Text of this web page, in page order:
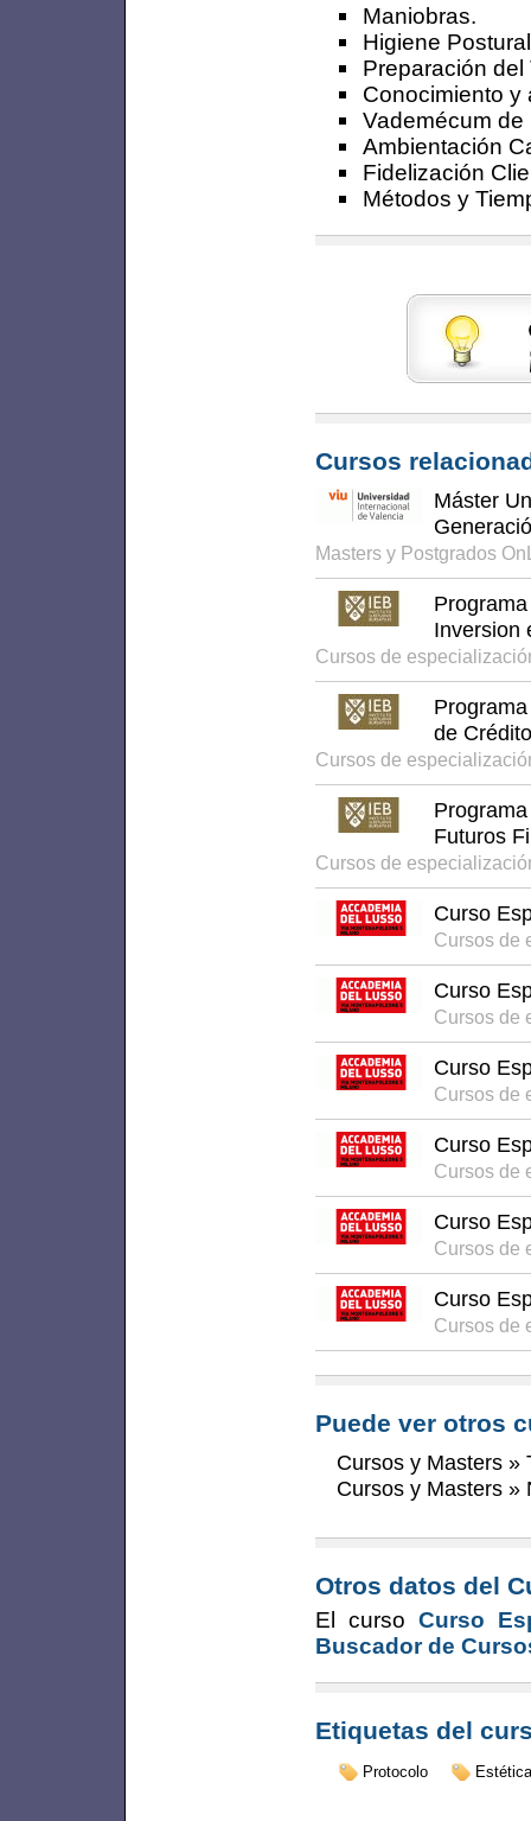
Maniobras.
Higiene
Preparación del
Conocimiento y
Vademécum de
Ambientación
Fidelización
Métodos y
Cursos
Máster
Masters y Postgrados
Inversion
Cursos de
de Crédito
Cursos de
Futuros
Cursos de
Curso
Cursos de
Curso
Cursos de
Curso
Cursos de
Curso
Cursos de
Curso
Cursos de
Curso
Cursos de
Puede ver otros
Cursos y Masters »
Cursos y Masters »
Otros datos del
El curso Curso
Buscador de
Etiquetas del
Protocolo Estética